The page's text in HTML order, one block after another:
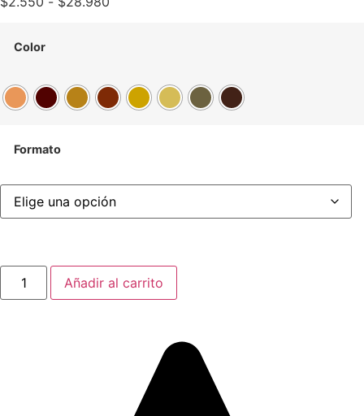
Color
Formato
Añadir al carrito